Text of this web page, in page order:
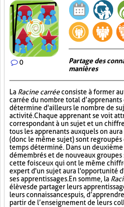
0
Partage des
manières
La Racine carréeconsiste à former
carrée du nombre total
détermine d'ailleurs le nombre de
activité. Chaque apprenant se voit
correspondant à un sujet et un
tous les apprenants auxquels on
(donc le même sujet) sont
temps déterminé. Dans un
démembrés et de nouveaux
cette fois ceux qui ont le même
expert d'un sujet aura l'opportunité
ses apprentissages. En somme, la
élèves de partager leurs
leurs connaissances puis,
partir de l’enseignement de leurs